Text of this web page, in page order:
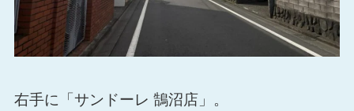
右手に「サンドーレ 鵠沼店」。